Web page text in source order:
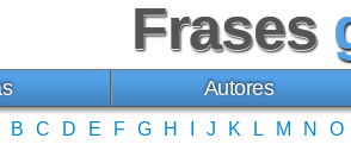
Frases
Autores
B C D E F G H J K L M N O